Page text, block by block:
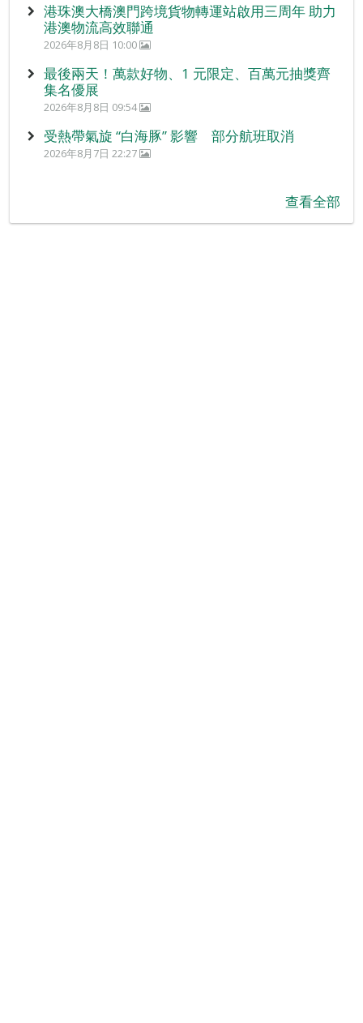
港珠澳大橋澳門跨境貨物轉運站啟用三周年 助力
港澳物流高效聯通
2026年8月8日 10:00
最後兩天！萬款好物、1 元限定、百萬元抽獎齊
集名優展
2026年8月8日 09:54
受熱帶氣旋 “白海豚” 影響 部分航班取消
2026年8月7日 22:27
查看全部